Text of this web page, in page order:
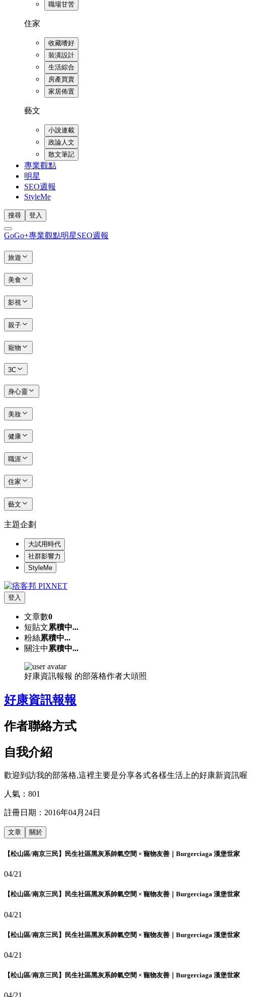
職場甘苦
住家
收藏嗜好
裝潢設計
生活綜合
房產買賣
家居佈置
藝文
小說連載
政論人文
散文筆記
專業觀點
明星
SEO週報
StyleMe
搜尋 登入
GoGo+專業觀點明星SEO週報
旅遊
美食
影視
親子
寵物
3C
身心靈
美妝
健康
職涯
住家
藝文
主題企劃
大試用時代
社群影響力
StyleMe
登入
文章數0
短貼文累積中...
粉絲累積中...
關注中 累積中...
好康資訊報報 的部落格作者大頭照
好康資訊報報
作者聯絡方式
自我介紹
歡迎到訪我的部落格,這裡主要是分享各式各樣生活上的好康新資訊喔
人氣： 801
註冊日期： 2016年04月24日
文章 關於
【松山區/南京三民】民生社區黑灰系帥氣空間 × 寵物友善｜Burgerciaga 漢堡世家
04/21
【松山區/南京三民】民生社區黑灰系帥氣空間 × 寵物友善｜Burgerciaga 漢堡世家
04/21
【松山區/南京三民】民生社區黑灰系帥氣空間 × 寵物友善｜Burgerciaga 漢堡世家
04/21
【松山區/南京三民】民生社區黑灰系帥氣空間 × 寵物友善｜Burgerciaga 漢堡世家